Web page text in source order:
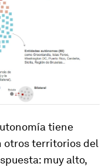
tiene
otros territorios del
muy alto,